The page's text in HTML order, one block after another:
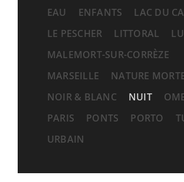
EAU
ENFANTS
LAC DU
LE PESCHER
LITTORAL
MALEMORT-SUR-CORRÈZE
MARSEILLE
NATURE
NOIR & BLANC
NUIT
PARIS
PONTS PORTO
URBAIN